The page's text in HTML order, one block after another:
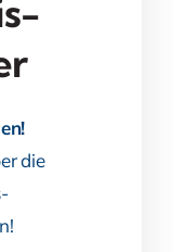
die